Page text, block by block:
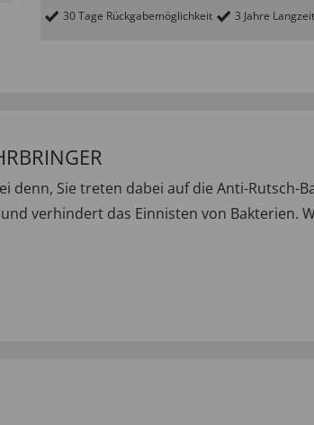
30 Tage Rückgabemöglichkeit 3 Jahre
denn, Sie treten dabei auf die Anti-Rutsch-
verhindert das Einnisten von Bakterien.